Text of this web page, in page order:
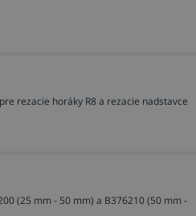
rezacie horáky R8 a rezacie nadstavce
(25 mm - 50 mm) a B376210 (50 mm -